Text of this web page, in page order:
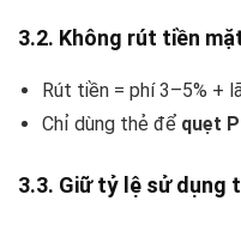
3.2. Không rút tiền
Rút tiền = phí 3–5% +
Chỉ dùng thẻ để quẹt
3.3. Giữ tỷ lệ sử dụng